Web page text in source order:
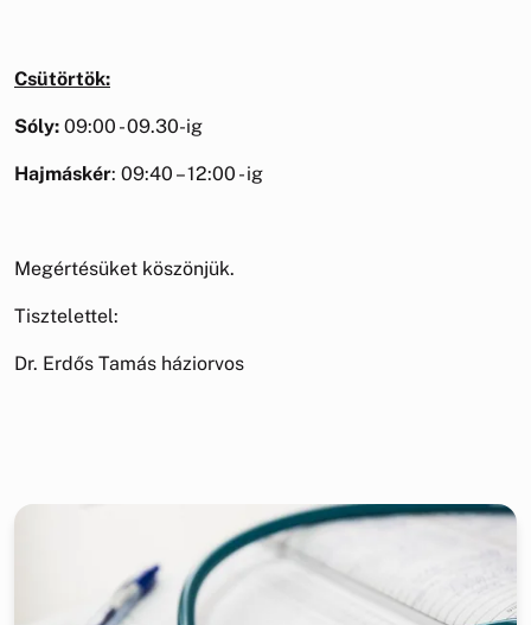
Csütörtök:
Sóly: 09:00 - 09.30-ig
Hajmáskér: 09:40 – 12:00 - ig
Megértésüket köszönjük.
Tisztelettel:
Dr. Erdős Tamás háziorvos